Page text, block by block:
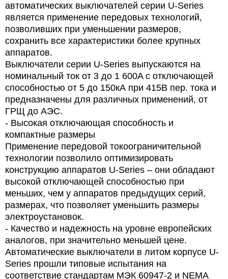
автоматических выключателей серии U-Series
является применение передовых технологий,
позволивших при уменьшении размеров,
сохранить все характеристики более крупных
аппаратов.
Выключатели серии U-Series выпускаются на
номинальный ток от 3 до 1 600A с отключающей
способностью от 5 до 150кА при 415В пер. тока и
предназначены для различных применений, от
ГРЩ до АЭС.
- Высокая отключающая способность и
компактные размеры
Применение передовой токоограничительной
технологии позволило оптимизировать
конструкцию аппаратов U-Series – они обладают
высокой отключающей способностью при
меньших, чем у аппаратов предыдущих серий,
размерах, что позволяет уменьшить размеры
электроустановок.
- Качество и надежность на уровне европейских
аналогов, при значительно меньшей цене.
Автоматические выключатели в литом корпусе U-
Series прошли типовые испытания на
соответствие стандартам МЭК 60947-2 и NEMA